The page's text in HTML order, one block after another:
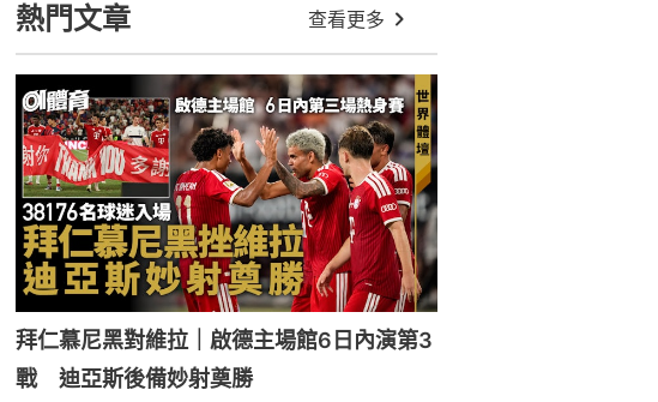
熱門文章 查看更多
拜仁慕尼黑對維拉｜啟德主場館6日內演第3
戰 迪亞斯後備妙射奠勝